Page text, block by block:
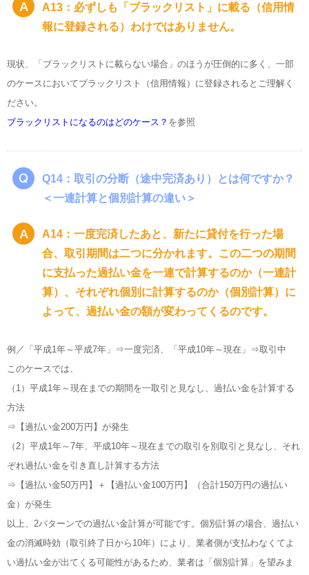
A13：必ずしも「ブラックリスト」に載る（信用情
報に登録される）わけではありません。
現状、「ブラックリストに載らない場合」のほうが圧倒的に多く、一部
のケースにおいてブラックリスト（信用情報）に登録されるとご理解く
ださい。
ブラックリストになるのはどのケース？ を参照
Q14：取引の分断（途中完済あり）とは何ですか？
＜一連計算と個別計算の違い＞
A14：一度完済したあと、新たに貸付を行った場
合、取引期間は二つに分かれます。この二つの期間
に支払った過払い金を一連で計算するのか（一連計
算）、それぞれ個別に計算するのか（個別計算）に
よって、過払い金の額が変わってくるのです。
例／「平成1年～平成7年」⇒一度完済、「平成10年～現在」⇒取引中
このケースでは、
（1）平成1年～現在までの期間を一取引と見なし、過払い金を計算する
方法
⇒【過払い金200万円】が発生
（2）平成1年～7年、平成10年～現在までの取引を別取引と見なし、それ
ぞれ過払い金を引き直し計算する方法
⇒【過払い金50万円】＋【過払い金100万円】（合計150万円の過払い
金）が発生
以上、2パターンでの過払い金計算が可能です。個別計算の場合、過払い
金の消滅時効（取引終了日から10年）により、業者側が支払わなくてよ
い過払い金が出てくる可能性があるため、業者は「個別計算」を望みま